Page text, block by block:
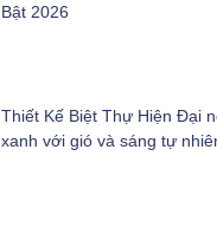
Bật 2026
Thiết Kế Biệt Thự Hiện Đại
xanh với gió và sáng tự